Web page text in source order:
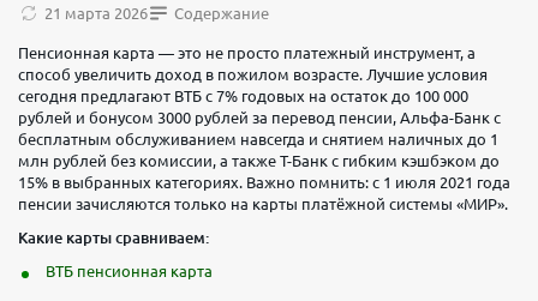
21 марта 2026 Содержание
Пенсионная карта — это не просто платежный инструмент, а
способ увеличить доход в пожилом возрасте. Лучшие условия
сегодня предлагают ВТБ с 7% годовых на остаток до 100 000
рублей и бонусом 3000 рублей за перевод пенсии, Альфа-Банк с
бесплатным обслуживанием навсегда и снятием наличных до 1
млн рублей без комиссии, а также Т-Банк с гибким кэшбэком до
15% в выбранных категориях. Важно помнить: с 1 июля 2021 года
пенсии зачисляются только на карты платёжной системы «МИР».
Какие карты сравниваем:
ВТБ пенсионная карта